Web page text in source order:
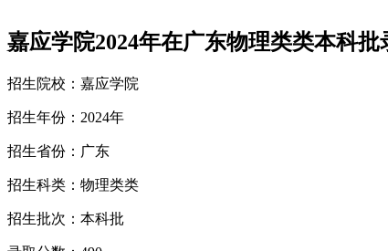
嘉应学院2024年在广东物理类类本科批
招生院校：嘉应学院
招生年份：2024年
招生省份：广东
招生科类：物理类类
招生批次：本科批